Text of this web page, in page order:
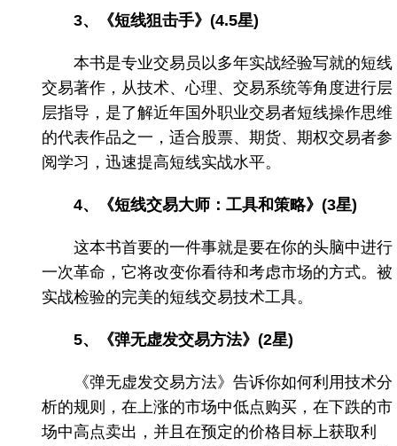
3、《短线狙击手》(4.5星)
本书是专业交易员以多年实战经验写就的短线
交易著作，从技术、心理、交易系统等角度进行层
层指导，是了解近年国外职业交易者短线操作思维
的代表作品之一，适合股票、期货、期权交易者参
阅学习，迅速提高短线实战水平。
4、《短线交易大师：工具和策略》(3星)
这本书首要的一件事就是要在你的头脑中进行
一次革命，它将改变你看待和考虑市场的方式。被
实战检验的完美的短线交易技术工具。
5、《弹无虚发交易方法》(2星)
《弹无虚发交易方法》告诉你如何利用技术分
析的规则，在上涨的市场中低点购买，在下跌的市
场中高点卖出，并且在预定的价格目标上获取利